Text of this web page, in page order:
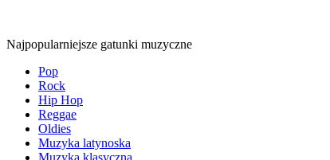
Najpopularniejsze gatunki muzyczne
Pop
Rock
Hip Hop
Reggae
Oldies
Muzyka latynoska